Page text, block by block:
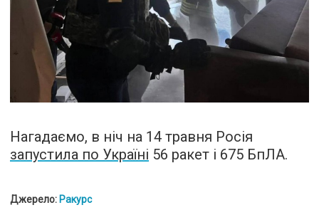
Нагадаємо, в ніч на 14 травня Росія
запустила по Україні 56 ракет і 675 БпЛА.
Джерело: Ракурс